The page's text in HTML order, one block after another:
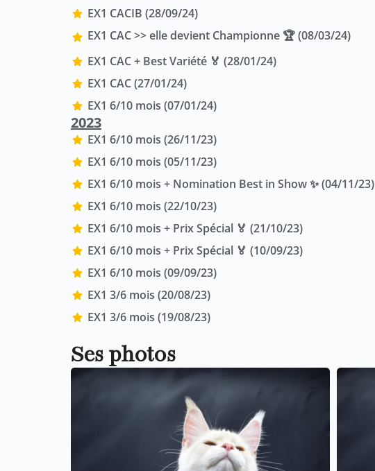
EX1 CACIB (28/09/24)
EX1 CAC >> elle devient Championne 🏆 (08/03/24)
EX1 CAC + Best Variété 🏅 (28/01/24)
EX1 CAC (27/01/24)
EX1 6/10 mois (07/01/24)
2023
EX1 6/10 mois (26/11/23)
EX1 6/10 mois (05/11/23)
EX1 6/10 mois + Nomination Best in Show ✨ (04/11/23)
EX1 6/10 mois (22/10/23)
EX1 6/10 mois + Prix Spécial 🏅 (21/10/23)
EX1 6/10 mois + Prix Spécial 🏅 (10/09/23)
EX1 6/10 mois (09/09/23)
EX1 3/6 mois (20/08/23)
EX1 3/6 mois (19/08/23)
Ses photos